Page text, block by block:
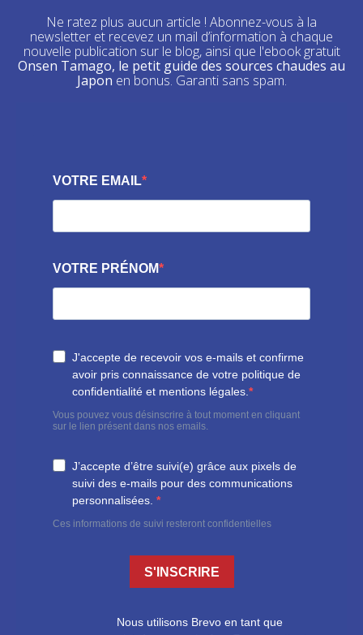
Ne ratez plus aucun article ! Abonnez-vous à la
newsletter et recevez un mail d’information à chaque
nouvelle publication sur le blog, ainsi que l'ebook gratuit
Onsen Tamago, le petit guide des sources chaudes au
Japon en bonus. Garanti sans spam.